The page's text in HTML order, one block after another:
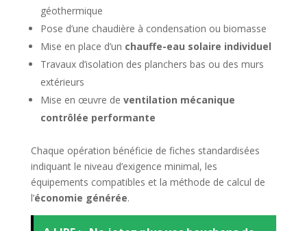
géothermique
Pose d’une chaudière à condensation ou biomasse
Mise en place d’un chauffe-eau solaire individuel
Travaux d’isolation des planchers bas ou des murs
extérieurs
Mise en œuvre de ventilation mécanique
contrôlée performante
Chaque opération bénéficie de fiches standardisées
indiquant le niveau d’exigence minimal, les
équipements compatibles et la méthode de calcul de
l’économie générée.